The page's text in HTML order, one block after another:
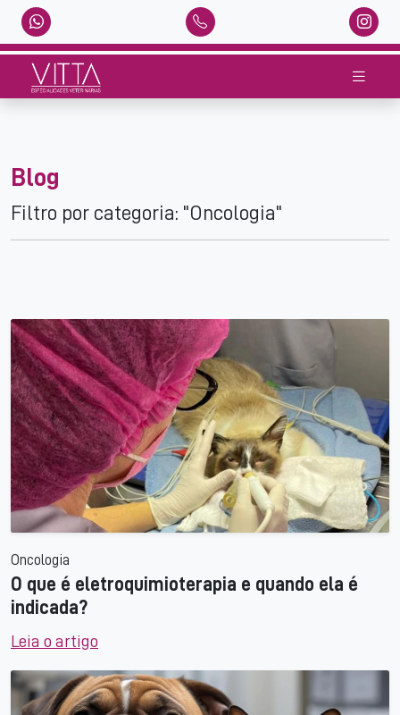
Blog
Filtro por categoria: "Oncologia"
Oncologia
O que é eletroquimioterapia e quando ela é
indicada?
Leia o artigo